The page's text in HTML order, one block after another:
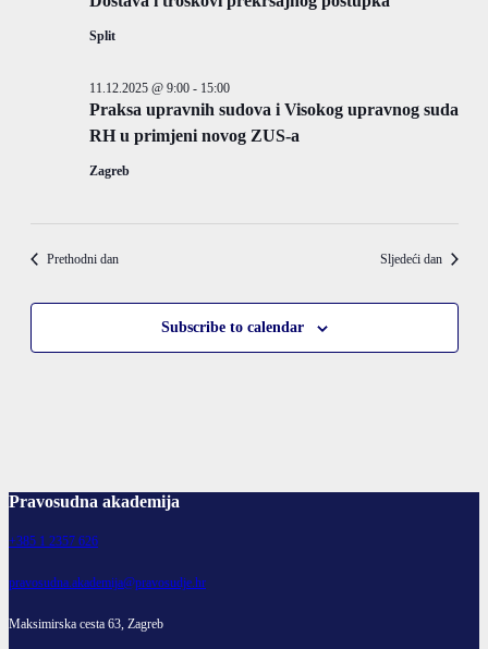
Split
Praksa upravnih sudova i Visokog upravnog suda
RH u primjeni novog ZUS-a
11.12.2025 @ 9:00- 15:00
Zagreb
Prethodni dan Sljedeći dan
Subscribe to calendar
Pravosudna akademija
+385 1 2357 626
pravosudna.akademija@pravosudje.hr
Maksimirska cesta 63, Zagreb